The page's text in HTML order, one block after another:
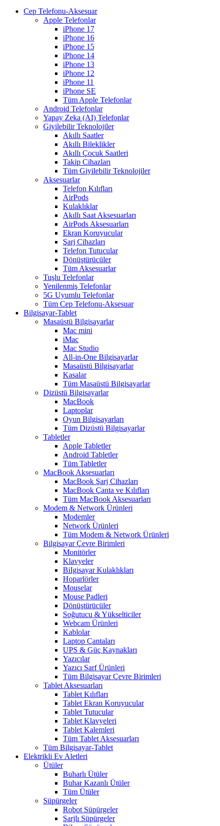
Cep Telefonu-Aksesuar
Apple Telefonlar
iPhone 17
iPhone 16
iPhone 15
iPhone 14
iPhone 13
iPhone 12
iPhone 11
iPhone SE
Tüm Apple Telefonlar
Android Telefonlar
Yapay Zeka (AI) Telefonlar
Giyilebilir Teknolojiler
Akıllı Saatler
Akıllı Bileklikler
Akıllı Çocuk Saatleri
Takip Cihazları
Tüm Giyilebilir Teknolojiler
Aksesuarlar
Telefon Kılıfları
AirPods
Kulaklıklar
Akıllı Saat Aksesuarları
AirPods Aksesuarları
Ekran Koruyucular
Şarj Cihazları
Telefon Tutucular
Dönüştürücüler
Tüm Aksesuarlar
Tuşlu Telefonlar
Yenilenmiş Telefonlar
5G Uyumlu Telefonlar
Tüm Cep Telefonu-Aksesuar
Bilgisayar-Tablet
Masaüstü Bilgisayarlar
Mac mini
iMac
Mac Studio
All-in-One Bilgisayarlar
Masaüstü Bilgisayarlar
Kasalar
Tüm Masaüstü Bilgisayarlar
Dizüstü Bilgisayarlar
MacBook
Laptoplar
Oyun Bilgisayarları
Tüm Dizüstü Bilgisayarlar
Tabletler
Apple Tabletler
Android Tabletler
Tüm Tabletler
MacBook Aksesuarları
MacBook Şarj Cihazları
MacBook Çanta ve Kılıfları
Tüm MacBook Aksesuarları
Modem & Network Ürünleri
Modemler
Network Ürünleri
Tüm Modem & Network Ürünleri
Bilgisayar Çevre Birimleri
Monitörler
Klavyeler
BiIgisayar Kulaklıkları
Hoparlörler
Mouselar
Mouse Padleri
Dönüştürücüler
Soğutucu & Yükselticiler
Webcam Ürünleri
Kablolar
Laptop Çantaları
UPS & Güç Kaynakları
Yazıcılar
Yazıcı Sarf Ürünleri
Tüm Bilgisayar Çevre Birimleri
Tablet Aksesuarları
Tablet Kılıfları
Tablet Ekran Koruyucular
Tablet Tutucular
Tablet Klavyeleri
Tablet Kalemleri
Tüm Tablet Aksesuarları
Tüm Bilgisayar-Tablet
Elektrikli Ev Aletleri
Ütüler
Buharlı Ütüler
Buhar Kazanlı Ütüler
Tüm Ütüler
Süpürgeler
Robot Süpürgeler
Şarjlı Süpürgeler